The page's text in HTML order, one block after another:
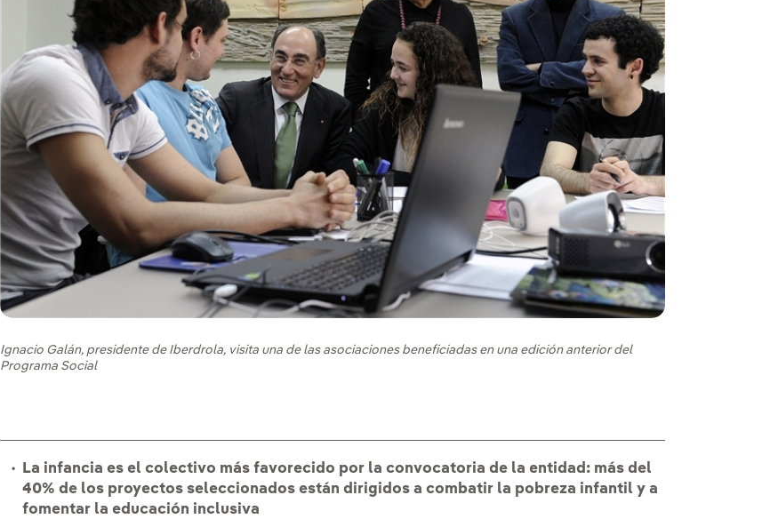
Ignacio Galán, presidente de Iberdrola, visita una de las asociaciones beneficiadas en una edición anterior del
Programa Social
La infancia es el colectivo más favorecido por la convocatoria de la entidad: más del
40% de los proyectos seleccionados están dirigidos a combatir la pobreza infantil y a
fomentar la educación inclusiva